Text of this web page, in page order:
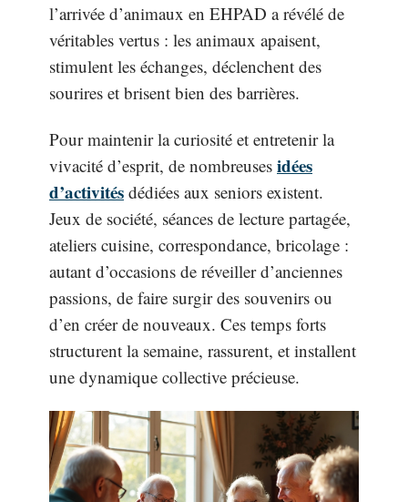
l’arrivée d’animaux en EHPAD a révélé de
véritables vertus : les animaux apaisent,
stimulent les échanges, déclenchent des
sourires et brisent bien des barrières.
Pour maintenir la curiosité et entretenir la
vivacité d’esprit, de nombreuses idées
d’activités dédiées aux seniors existent.
Jeux de société, séances de lecture partagée,
ateliers cuisine, correspondance, bricolage :
autant d’occasions de réveiller d’anciennes
passions, de faire surgir des souvenirs ou
d’en créer de nouveaux. Ces temps forts
structurent la semaine, rassurent, et installent
une dynamique collective précieuse.